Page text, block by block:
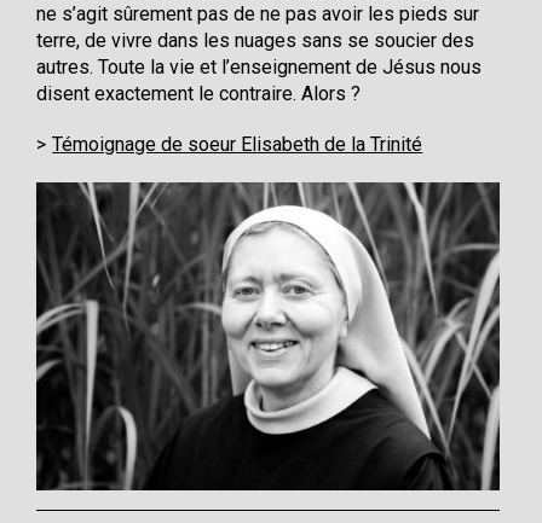
ne s’agit sûrement pas de ne pas avoir les pieds sur
terre, de vivre dans les nuages sans se soucier des
autres. Toute la vie et l’enseignement de Jésus nous
disent exactement le contraire. Alors ?
Témoignage de soeur Elisabeth de la Trinité